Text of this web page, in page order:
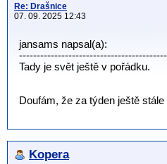
Re: Drašnice
07. 09. 2025 12:43
jansams napsal(a):
Tady je svět ještě v pořádku.
Doufám, že za týden ještě
Kopera